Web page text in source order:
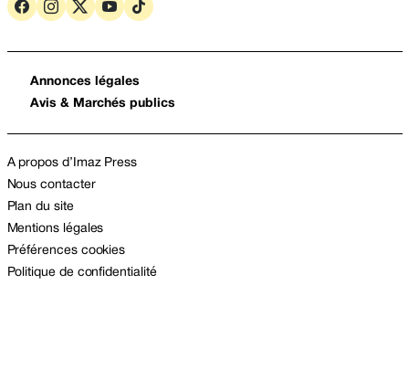
Annonces légales
Avis & Marchés publics
A propos d’Imaz Press
Nous contacter
Plan du site
Mentions légales
Préférences cookies
Politique de confidentialité